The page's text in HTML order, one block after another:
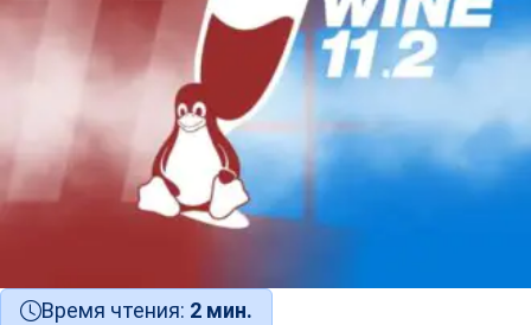
Время чтения: 2 мин.